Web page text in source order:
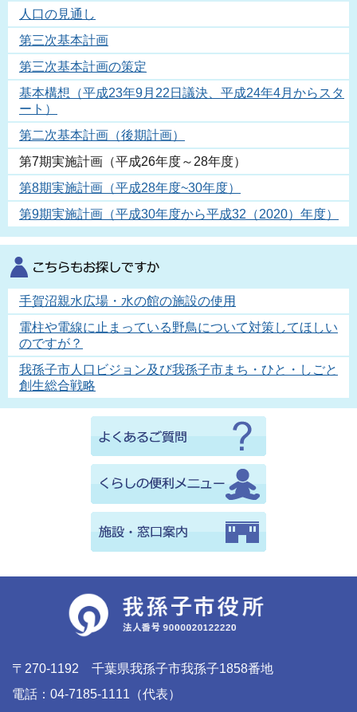
人口の見通し
第三次基本計画
第三次基本計画の策定
基本構想（平成23年9月22日議決、平成24年4月からスタ
ート）
第二次基本計画（後期計画）
第7期実施計画（平成26年度～28年度）
第8期実施計画（平成28年度~30年度）
第9期実施計画（平成30年度から平成32（2020）年度）
手賀沼親水広場・水の館の施設の使用
電柱や電線に止まっている野鳥について対策してほしい
のですが？
我孫子市人口ビジョン及び我孫子市まち・ひと・しごと
創生総合戦略
〒270-1192 千葉県我孫子市我孫子1858番地
電話：04-7185-1111（代表）